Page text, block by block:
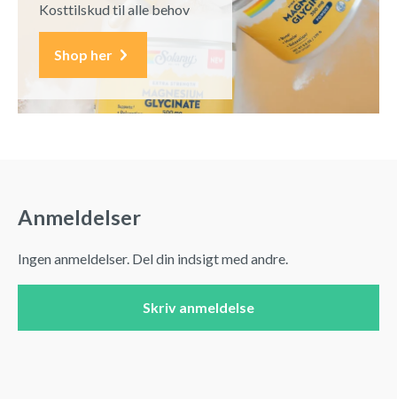
Kosttilskud til alle behov
Shop her
Anmeldelser
Ingen anmeldelser. Del din indsigt med andre.
Skriv anmeldelse